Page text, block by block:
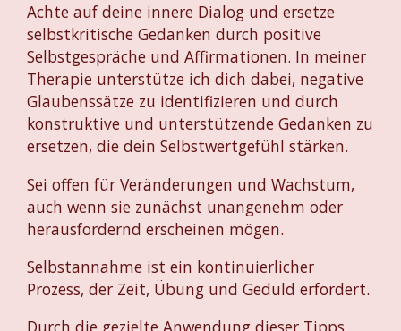
Achte auf deine innere Dialog und ersetze
selbstkritische Gedanken durch positive
Selbstgespräche und Affirmationen. In meiner
Therapie unterstütze ich dich dabei, negative
Glaubenssätze zu identifizieren und durch
konstruktive und unterstützende Gedanken zu
ersetzen, die dein Selbstwertgefühl stärken.
Sei offen für Veränderungen und Wachstum,
auch wenn sie zunächst unangenehm oder
herausfordernd erscheinen mögen.
Selbstannahme ist ein kontinuierlicher
Prozess, der Zeit, Übung und Geduld erfordert.